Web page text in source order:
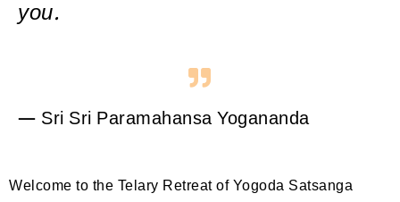
you.
— Sri Sri Paramahansa Yogananda
Welcome to the Telary Retreat of Yogoda Satsanga